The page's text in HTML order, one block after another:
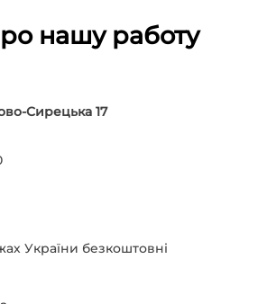
нашу работу
Сирецька 17
України безкоштовні